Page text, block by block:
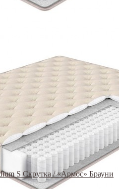
S Скрутка / «Армос» Брауни